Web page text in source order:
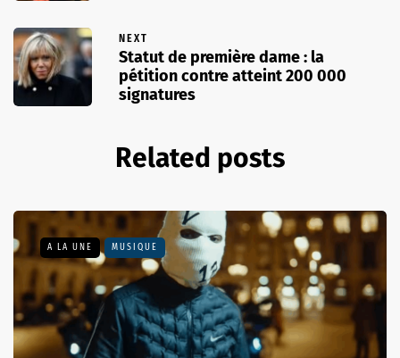
NEXT
Statut de première dame : la
pétition contre atteint 200 000
signatures
Related posts
A LA UNE MUSIQUE